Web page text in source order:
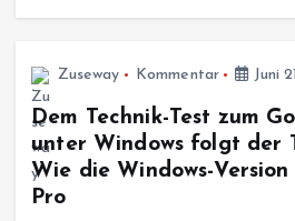
Zuseway Kommentar Juni
Dem Technik-Test zum
unter Windows folgt der
Wie die Windows-
Pro